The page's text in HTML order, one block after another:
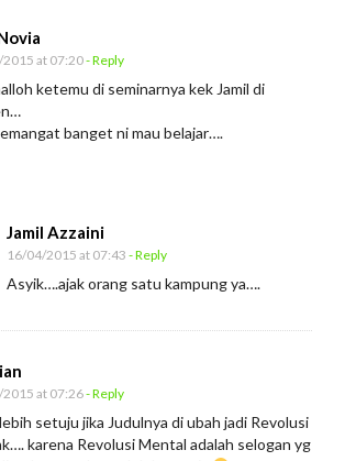
M
l
at 07:20- Reply
ketemu di seminarnya kek Jamil di
banget ni mau belajar….
Jamil Azzaini
16/04/2015 at 07:43 - Reply
Asyik….ajak orang satu kampung ya….
at 07:26- Reply
setuju jika Judulnya di ubah jadi Revolusi
karena Revolusi Mental adalah selogan yg